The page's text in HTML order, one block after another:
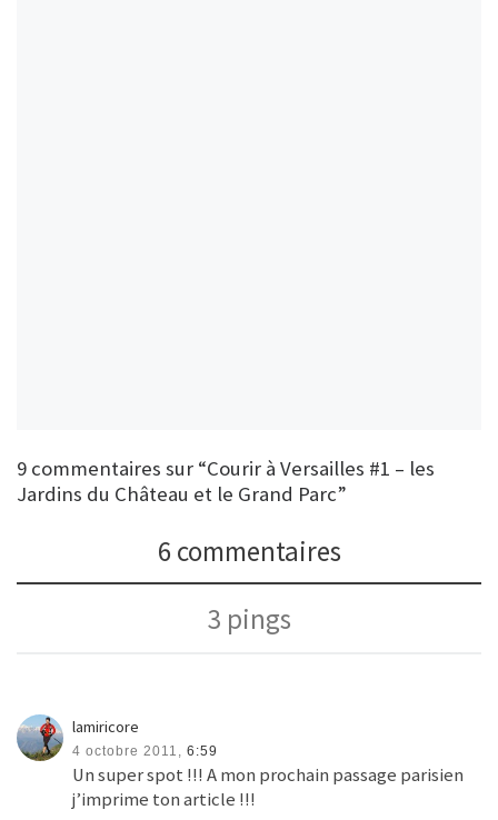
9 commentaires sur “Courir à Versailles #1 – les
Jardins du Château et le Grand Parc”
6 commentaires
3 pings
lamiricore
4 octobre 2011, 6:59
Un super spot !!! A mon prochain passage parisien
j’imprime ton article !!!